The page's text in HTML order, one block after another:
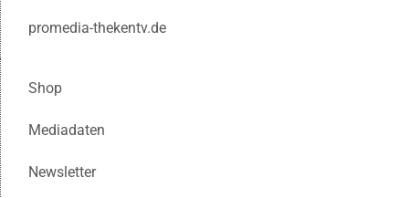
promedia-thekentv.de
Shop
Mediadaten
Newsletter